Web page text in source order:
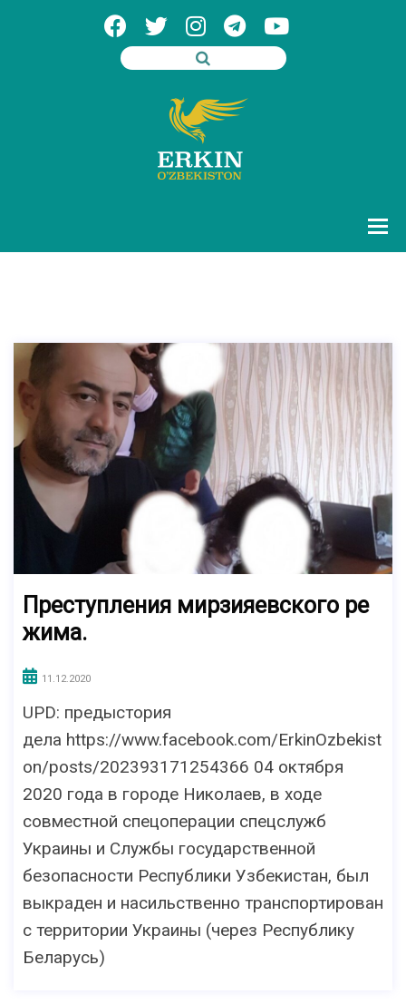
Преступления мирзияевского ре
жима.
11.12.2020
UPD: предыстория
дела https://www.facebook.com/ErkinOzbekist
on/posts/202393171254366 04 октября
2020 года в городе Николаев, в ходе
совместной спецоперации спецслужб
Украины и Службы государственной
безопасности Республики Узбекистан, был
выкраден и насильственно транспортирован
с территории Украины (через Республику
Беларусь)